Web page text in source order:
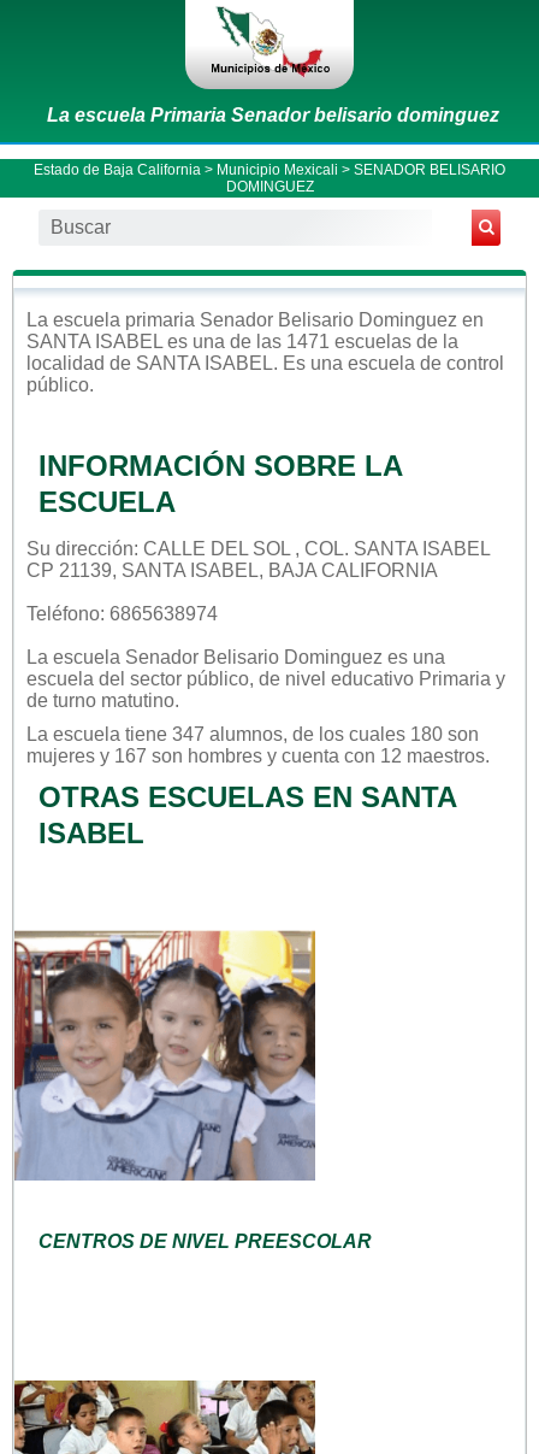
La escuela Primaria Senador belisario dominguez
Estado de Baja California > Municipio Mexicali > SENADOR BELISARIO
DOMINGUEZ
La escuela primaria Senador Belisario Dominguez en
SANTA ISABEL es una de las 1471 escuelas de la
localidad de SANTA ISABEL. Es una escuela de control
público.
INFORMACIÓN SOBRE LA
ESCUELA
Su dirección: CALLE DEL SOL , COL. SANTA ISABEL
CP 21139, SANTA ISABEL, BAJA CALIFORNIA
Teléfono: 6865638974
La escuela Senador Belisario Dominguez es una
escuela del sector público, de nivel educativo Primaria y
de turno matutino.
La escuela tiene 347 alumnos, de los cuales 180 son
mujeres y 167 son hombres y cuenta con 12 maestros.
OTRAS ESCUELAS EN SANTA
ISABEL
CENTROS DE NIVEL PREESCOLAR